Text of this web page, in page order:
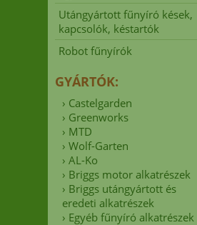
Utángyártott fűnyíró kések,
kapcsolók, késtartók
Robot fűnyírók
GYÁRTÓK:
› Castelgarden
› Greenworks
› MTD
› Wolf-Garten
› AL-Ko
› Briggs motor alkatrészek
› Briggs utángyártott és
eredeti alkatrészek
› Egyéb fűnyíró alkatrészek